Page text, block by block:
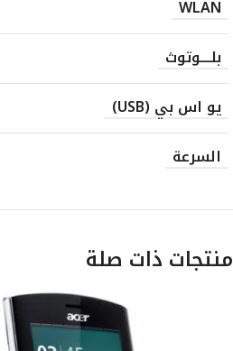
WLAN
بلــــوتوث
يو اس بي (USB)
السرعة
منتجات ذات صلة